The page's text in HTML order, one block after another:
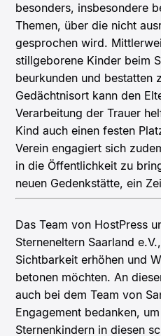
besonders, insbesondere
Themen, über die nicht
gesprochen wird.
stillgeborene Kinder beim
beurkunden und bestatten
Gedächtnisort kann den
Verarbeitung der Trauer
Kind auch einen festen
Verein engagiert sich
in die Öffentlichkeit zu
neuen Gedenkstätte, ein
Das Team von HostPress
Sterneneltern Saarland
Sichtbarkeit erhöhen und
betonen möchten. An
auch bei dem Team von
Engagement bedanken,
Sternenkindern in diesen